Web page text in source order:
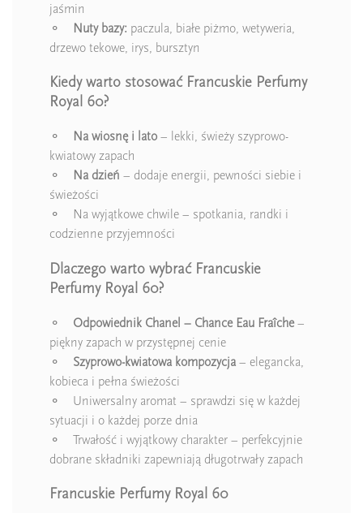
jaśmin
⚬
Nuty bazy: paczula, białe piżmo, wetyweria,
drzewo tekowe, irys, bursztyn
Kiedy warto stosować Francuskie Perfumy
Royal 60?
⚬ Na wiosnę i lato – lekki, świeży szyprowo-
kwiatowy zapach
⚬
Na dzień – dodaje energii, pewności siebie i
świeżości
⚬ Na wyjątkowe chwile – spotkania, randki i
codzienne przyjemności
Dlaczego warto wybrać Francuskie
Perfumy Royal 60?
⚬ Odpowiednik Chanel – Chance Eau Fraîche–
piękny zapach w przystępnej cenie
⚬ Szyprowo-kwiatowa kompozycja – elegancka,
kobieca i pełna świeżości
⚬ Uniwersalny aromat – sprawdzi się w każdej
sytuacji i o każdej porze dnia
⚬ Trwałość i wyjątkowy charakter – perfekcyjnie
dobrane składniki zapewniają długotrwały zapach
Francuskie Perfumy Royal 60